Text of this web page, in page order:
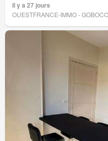
Il y a 27 jours
OUESTFRANCE-IMMO -